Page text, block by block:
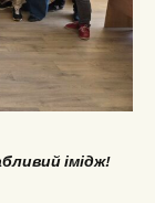
імідж!